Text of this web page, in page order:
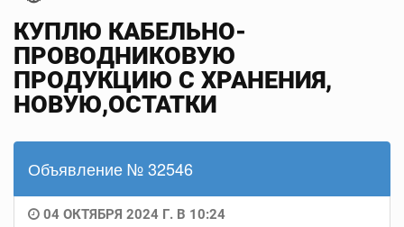
КУПЛЮ КАБЕЛЬНО-
ПРОВОДНИКОВУЮ
ПРОДУКЦИЮ С ХРАНЕНИЯ,
НОВУЮ,ОСТАТКИ
Объявление № 32546
04 ОКТЯБРЯ 2024 Г. В 10:24